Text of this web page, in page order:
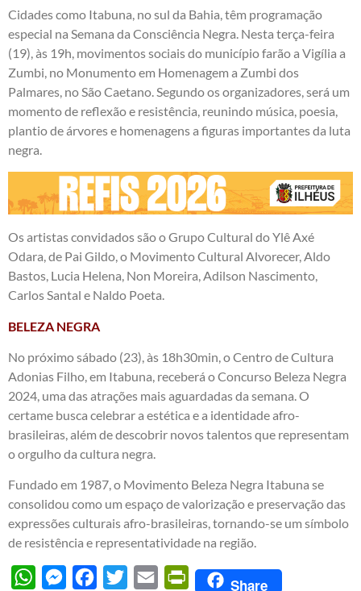
Cidades como Itabuna, no sul da Bahia, têm programação
especial na Semana da Consciência Negra. Nesta terça-feira
(19), às 19h, movimentos sociais do município farão a Vigília a
Zumbi, no Monumento em Homenagem a Zumbi dos
Palmares, no São Caetano. Segundo os organizadores, será um
momento de reflexão e resistência, reunindo música, poesia,
plantio de árvores e homenagens a figuras importantes da luta
negra.
Os artistas convidados são o Grupo Cultural do Ylê Axé
Odara, de Pai Gildo, o Movimento Cultural Alvorecer, Aldo
Bastos, Lucia Helena, Non Moreira, Adilson Nascimento,
Carlos Santal e Naldo Poeta.
BELEZA NEGRA
No próximo sábado (23), às 18h30min, o Centro de Cultura
Adonias Filho, em Itabuna, receberá o Concurso Beleza Negra
2024, uma das atrações mais aguardadas da semana. O
certame busca celebrar a estética e a identidade afro-
brasileiras, além de descobrir novos talentos que representam
o orgulho da cultura negra.
Fundado em 1987, o Movimento Beleza Negra Itabuna se
consolidou como um espaço de valorização e preservação das
expressões culturais afro-brasileiras, tornando-se um símbolo
de resistência e representatividade na região.
WhatsAppMessengerFacebook
Twitter Email PrintFriendly
Share